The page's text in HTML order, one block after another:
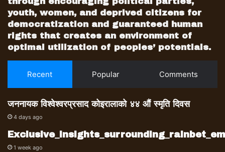
सम्बन्धित देशले पनि नेपालबाट नियमित फ्लाइट गर्न
चहानुपर्ने भन्दै लामिछानेले सबै पक्षको अध्ययन र
विश्लेषण गरेर मात्रै निर्णय गर्न सकिने बताए ।
स्राेतः अनलाइन खबर
youth, women, and deprived citizens for
democratization and guaranteed human
rights that creates an environment of
optimal utilization of peoples’ potentials.
Recent Popular Comments
जननायक विश्वेश्वरप्रसाद कोइरालाको ४४ औं स्मृति दिवस
4 days ago
1 week ago